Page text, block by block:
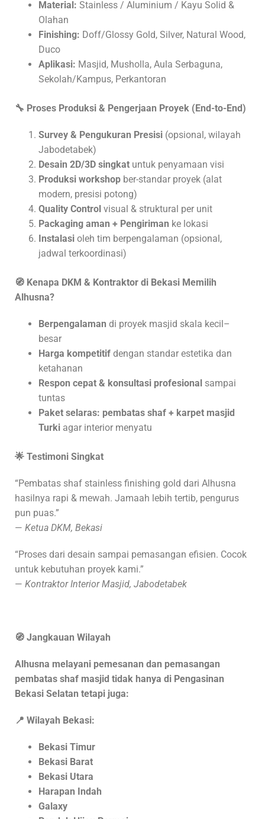
Material: Stainless / Aluminium / Kayu Solid &
Olahan
Finishing: Doff/Glossy Gold, Silver, Natural Wood,
Duco
Aplikasi: Masjid, Musholla, Aula Serbaguna,
Sekolah/Kampus, Perkantoran
🔧 Proses Produksi & Pengerjaan Proyek (End-to-End)
Survey & Pengukuran Presisi (opsional, wilayah
Jabodetabek)
Desain 2D/3D singkat untuk penyamaan visi
Produksi workshop ber-standar proyek (alat
modern, presisi potong)
Quality Control visual & struktural per unit
Packaging aman + Pengiriman ke lokasi
Instalasi oleh tim berpengalaman (opsional,
jadwal terkoordinasi)
🧭 Kenapa DKM & Kontraktor di Bekasi Memilih
Alhusna?
Berpengalaman di proyek masjid skala kecil–
besar
Harga kompetitif dengan standar estetika dan
ketahanan
Respon cepat & konsultasi profesional sampai
tuntas
Paket selaras: pembatas shaf + karpet masjid
Turki agar interior menyatu
🌟 Testimoni Singkat
“Pembatas shaf stainless finishing gold dari Alhusna
hasilnya rapi & mewah. Jamaah lebih tertib, pengurus
pun puas.”
— Ketua DKM, Bekasi
“Proses dari desain sampai pemasangan efisien. Cocok
untuk kebutuhan proyek kami.”
— Kontraktor Interior Masjid, Jabodetabek
🧭 Jangkauan Wilayah
Alhusna melayani pemesanan dan pemasangan
pembatas shaf masjid tidak hanya di Pengasinan
Bekasi Selatan tetapi juga:
📍 Wilayah Bekasi:
Bekasi Timur
Bekasi Barat
Bekasi Utara
Harapan Indah
Galaxy